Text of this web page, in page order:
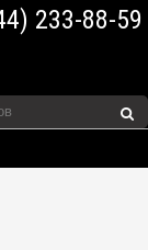
233-88-59